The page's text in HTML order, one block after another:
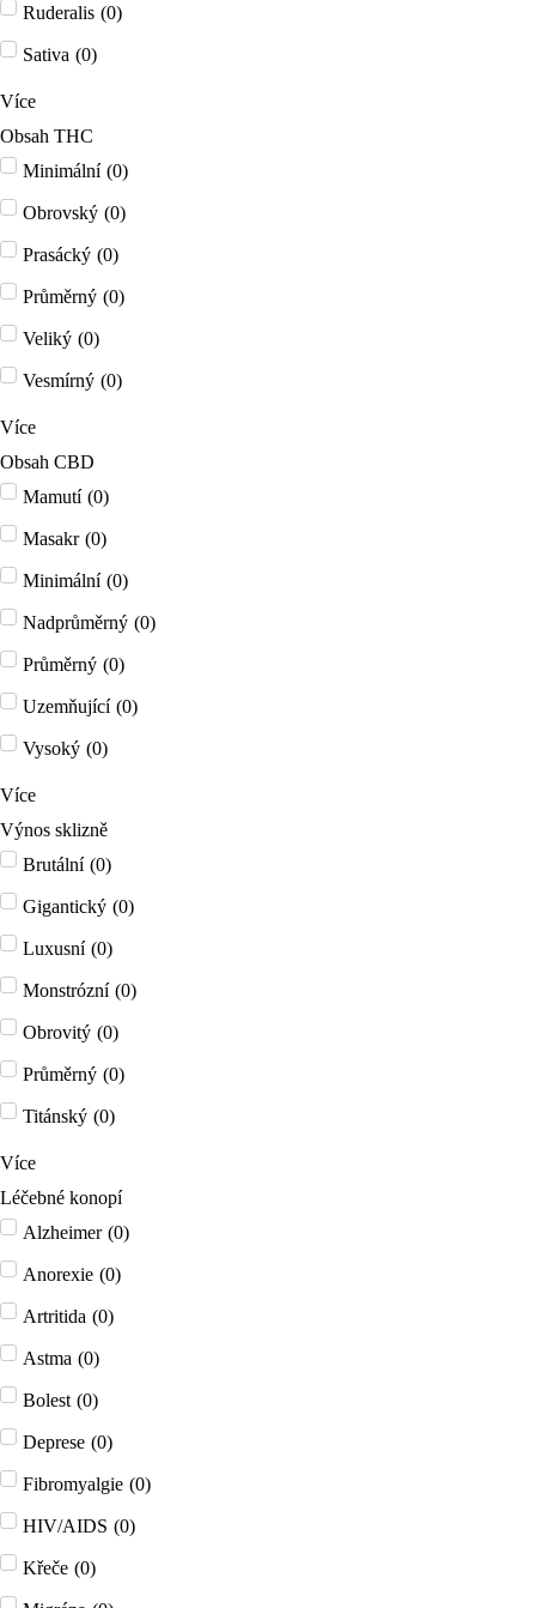
Ruderalis (0)
Sativa (0)
Více
Obsah THC
Minimální (0)
Obrovský (0)
Prasácký (0)
Průměrný (0)
Veliký (0)
Vesmírný (0)
Více
Obsah CBD
Mamutí (0)
Masakr (0)
Minimální (0)
Nadprůměrný (0)
Průměrný (0)
Uzemňující (0)
Vysoký (0)
Více
Výnos sklizně
Brutální (0)
Gigantický (0)
Luxusní (0)
Monstrózní (0)
Obrovitý (0)
Průměrný (0)
Titánský (0)
Více
Léčebné konopí
Alzheimer (0)
Anorexie (0)
Artritida (0)
Astma (0)
Bolest (0)
Deprese (0)
Fibromyalgie (0)
HIV/AIDS (0)
Křeče (0)